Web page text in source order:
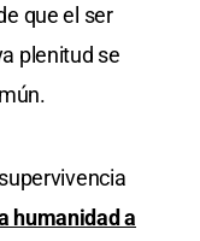
que el ser
plenitud se
humanidad a